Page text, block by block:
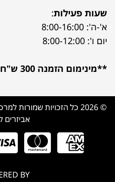
שעות פעילות:
א'-ה': 8:00-16:00
יום ו': 8:00-12:00
**מינימום הזמנה 300 ש"ח**
© 2026 כל הזכויות
אביזרים
BY